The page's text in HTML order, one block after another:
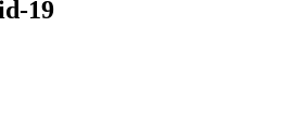
19